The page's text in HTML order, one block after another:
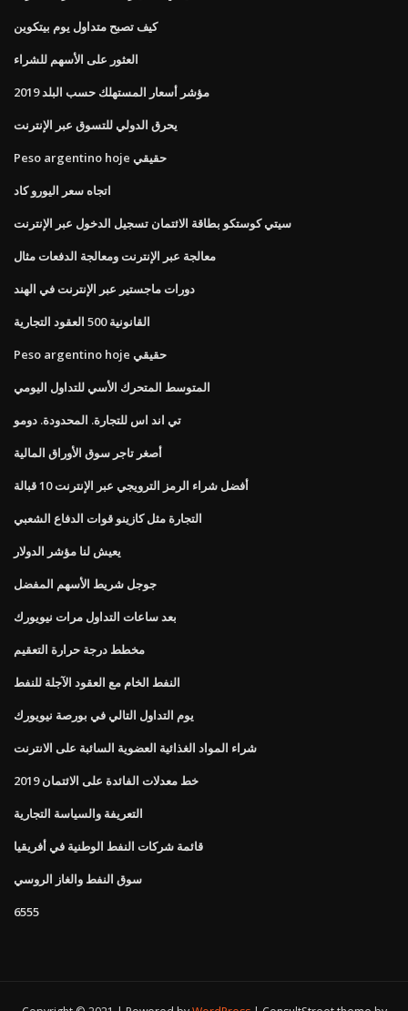
كيف تصبح متداول يوم بيتكوين
العثور على الأسهم للشراء
مؤشر أسعار المستهلك حسب البلد 2019
يحرق الدولي للتسوق عبر الإنترنت
Peso argentino hoje حقيقي
اتجاه سعر اليورو كاد
سيتي كوستكو بطاقة الائتمان تسجيل الدخول عبر الإنترنت
معالجة عبر الإنترنت ومعالجة الدفعات مثال
دورات ماجستير عبر الإنترنت في الهند
القانونية 500 العقود التجارية
Peso argentino hoje حقيقي
المتوسط ​​المتحرك الأسي للتداول اليومي
تي اند اس للتجارة. المحدودة. دومو
أصغر تاجر سوق الأوراق المالية
أفضل شراء الرمز الترويجي عبر الإنترنت 10 قبالة
التجارة مثل كازينو قوات الدفاع الشعبي
يعيش لنا مؤشر الدولار
جوجل شريط الأسهم المفضل
بعد ساعات التداول مرات نيويورك
مخطط درجة حرارة التعقيم
النفط الخام مع العقود الآجلة للنفط
يوم التداول التالي في بورصة نيويورك
شراء المواد الغذائية العضوية السائبة على الانترنت
خط معدلات الفائدة على الائتمان 2019
التعريفة والسياسة التجارية
قائمة شركات النفط الوطنية في أفريقيا
سوق النفط والغاز الروسي
6555